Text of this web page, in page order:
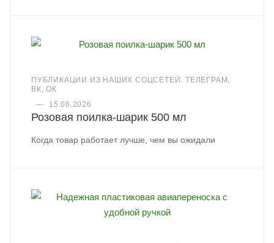
ПУБЛИКАЦИИ ИЗ НАШИХ СОЦСЕТЕЙ: ТЕЛЕГРАМ,
ВК, ОК
—
15.06.2026
Розовая поилка-шарик 500 мл
Когда товар работает лучше, чем вы ожидали